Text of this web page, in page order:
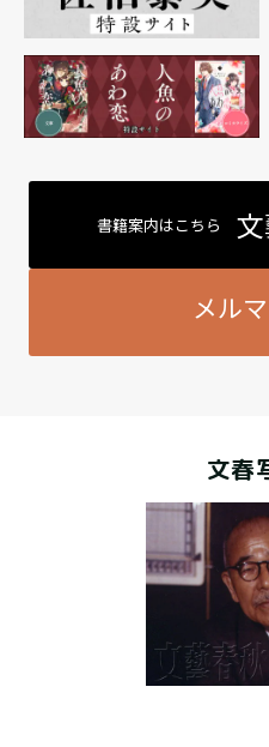
書籍案内はこちら
メル
文春